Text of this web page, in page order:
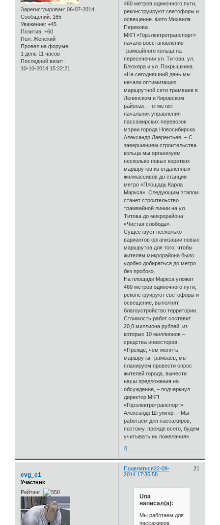
Зарегистрирован: 06-07-2014
Сообщений: 165
Уважение: +45
Позитив: +60
Пол: Женский
Провел на форуме:
1 день 11 часов
Последний визит:
10-10-2014 15:22:21
460 метров одиночного пути,
реконструируют светофоры и
освещение. Фото Михаила
Перикова
МКП «Горэлектротранспорт»
начало восстановление
трамвайного кольца на
пересечении ул. Титова, ул.
Блюхера и ул. Покрышкина.
«На сегодняшний день мы
начали оптимизацию
маршрутной сети трамваев в
Ленинском и Кировском
районах, – отметил
начальник управления
пассажирских перевозок
мэрии города Новосибирска
Александр Лаврентьев. – С
завершением строительства
кольца мы организуем
несколько новых коротких
маршрутов из отдаленных
жилмассивов до станции
метро «Площадь Карла
Маркса». Следующим этапом
станет строительство
трамвайной линии на ул.
Титова до микрорайона
«Чистая слобода».
Существует несколько
вариантов организации новых
маршрутов для того, чтобы
жителям микрорайона было
удобно добираться до метро
без пробок».
На площади Маркса уложат
460 метров одиночного пути,
реконструируют светофоры и
освещение, выполнят
благоустройство территории.
Стоимость работ составит
20,8 миллиона рублей, из
которых 10 миллионов –
средства инвесторов.
«Прежде, чем менять
маршруты трамваев, мы
планируем провести опрос
жителей города, вынести
наши предложения на
обсуждение, – подчеркнул
директор МКП
«Горэлектротранспорт»
Александр Штумпф. – Мы
работаем для пассажиров,
поэтому, прежде всего, будем
учитывать их пожелания».
0
Поделиться 21
22-08-
2014 17:35:58
evg_e1
Участник
Рейтинг:
Una
написал(а):
Мы работаем для
пассажиров,